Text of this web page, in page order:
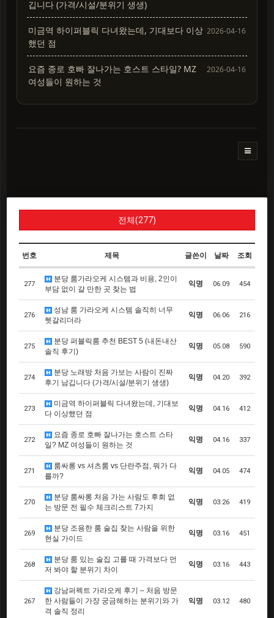
깁니다 (가격/시설/분위기 생생)
미금역 하이퍼블릭 다녀왔는데, 기대보다 이상
했던 점
2026-04-16
요즘 종로 호빠 잘나가는 호스트 스타일? MZ
여성들이 원하는 것
2026-04-16
전체(277)
번호 제목 글쓴이 날짜 조회
277
분당 룸가라오케 시스템과 비용, 2인이
부담 없이 갈 만한 곳 찾는 법
익명 06.09 454
276
성남 룸 가라오케 시스템 솔직히 너무
헷갈리더라
익명 06.06 216
275
분당 퍼블릭룸 추천 BEST 5 (내돈내산
솔직 후기)
익명 05.08 590
274
분당 노래방 처음 가보는 사람이 진짜
후기 남깁니다 (가격/시설/분위기 생생)
익명 04.20 392
273
미금역 하이퍼블릭 다녀왔는데, 기대보
다 이상했던 점
익명 04.16 412
272
요즘 종로 호빠 잘나가는 호스트 스타
일? MZ 여성들이 원하는 것
익명 04.16 337
271
룸싸롱 vs 셔츠룸 vs 단란주점, 뭐가 다
를까?
익명 04.05 474
270
분당 룸싸롱 처음 가는 사람도 후회 없
는 방문 전 필수 체크리스트 7가지
익명 03.26 419
269
분당 조용한 룸 술집 찾는 사람을 위한
현실 가이드
익명 03.16 451
268
분당 룸 있는 술집 고를 때 가격보다 먼
저 봐야 할 분위기 차이
익명 03.16 443
267
강남퍼펙트 가라오케 후기 – 처음 방문
한 사람들이 가장 궁금해하는 분위기와 가
격 솔직 정리
익명 03.12 480